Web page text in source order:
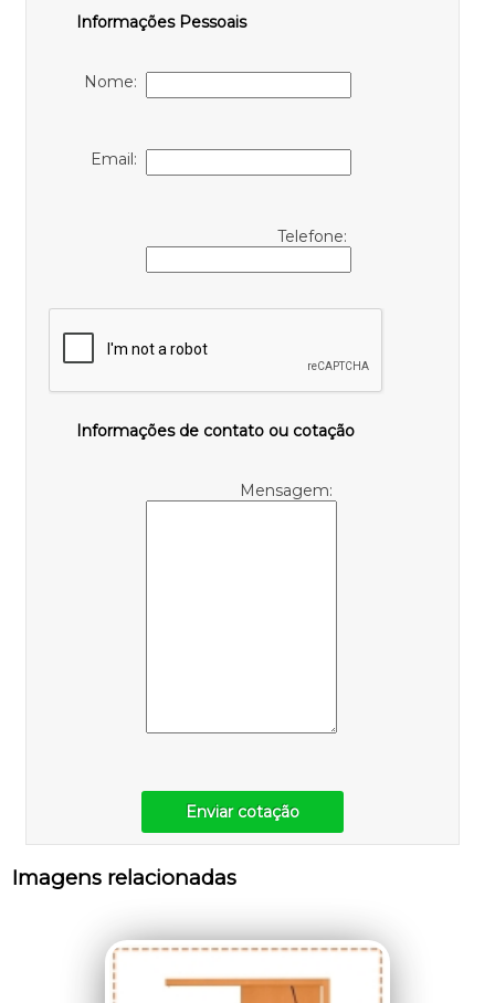
Informações Pessoais
Nome:
Email:
Telefone:
Informações de contato ou cotação
Mensagem:
Enviar cotação
Imagens relacionadas